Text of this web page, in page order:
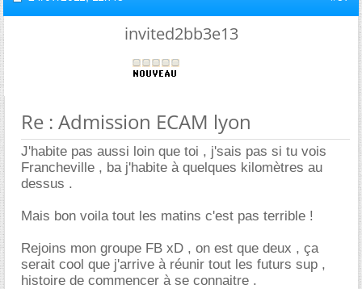
invited2bb3e13
Re : Admission ECAM lyon
J'habite pas aussi loin que toi , j'sais pas si tu vois
Francheville , ba j'habite à quelques kilomètres au
dessus .
Mais bon voila tout les matins c'est pas terrible !
Rejoins mon groupe FB xD , on est que deux , ça
serait cool que j'arrive à réunir tout les futurs sup ,
histoire de commencer à se connaitre .